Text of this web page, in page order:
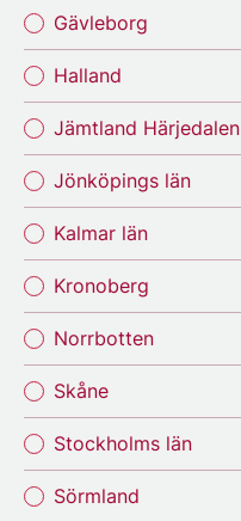
Gävleborg
Halland
Jämtland Härjedalen
Jönköpings län
Kalmar län
Kronoberg
Norrbotten
Skåne
Stockholms län
Sörmland